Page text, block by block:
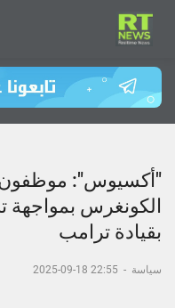
"أكسيوس": موظفون
الكونغرس بمواجهة
بقيادة ترامب
سياسة -
22:55 18-09-2025